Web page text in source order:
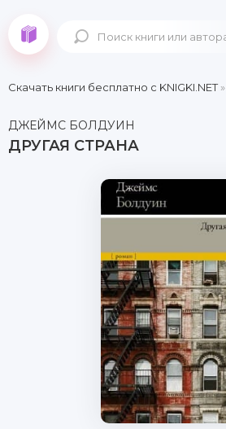
Скачать книги бесплатно c KNIGKI.NET»
ДЖЕЙМС БОЛДУИН
ДРУГАЯ СТРАНА